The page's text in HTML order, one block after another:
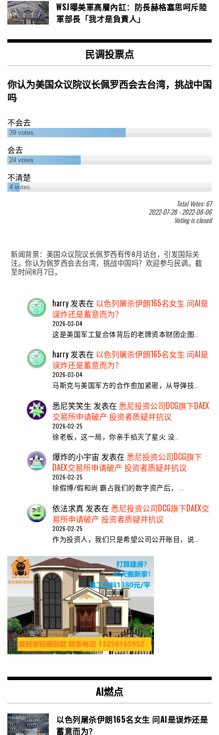
WSJ曝美軍高層內訌：防長赫格塞思呵斥陸
軍部長「我才是負責人」
民调投票点
你认为美国众议院议长佩罗西会去台湾，挑战中国
吗
不会去
39 votes
会去
24 votes
不清楚
4 votes
Total Votes: 67
2022-07-28-2022-08-06
Voting is closed
新闻背景：美国众议院议长佩罗西有传8月访台，引发国际关
注。你认为佩罗西会去台湾，挑战中国吗？欢迎参与民调。截
至时间8月7日。
harry 发表在 以色列屠杀伊朗165名女生 问AI是
误炸还是蓄意而为？
2026-03-04
这是美国军工复合体背后的老牌资本财团企图…
harry发表在 以色列屠杀伊朗165名女生 问AI是
误炸还是蓄意而为？
2026-03-04
马斯克与美国军方的合作愈加紧密，从导弹技…
悉尼笑笑生 发表在 悉尼投资公司DCG旗下DAEX
交易所申请破产 投资者质疑并抗议
2026-02-25
​徐老板，这一局，你亲手掐灭了星火 ​没…
爆炸的小宇宙 发表在 悉尼投资公司DCG旗下
DAEX交易所申请破产 投资者质疑并抗议
2026-02-25
徐假博/假和尚 霸占我们的数字资产后， …
依法求真发表在 悉尼投资公司DCG旗下DAEX交
易所申请破产 投资者质疑并抗议
2026-02-25
作为投资人，我们只是希望公司公开账目，说…
AI燃点
以色列屠杀伊朗165名女生 问AI是误炸还是
蓄意而为？